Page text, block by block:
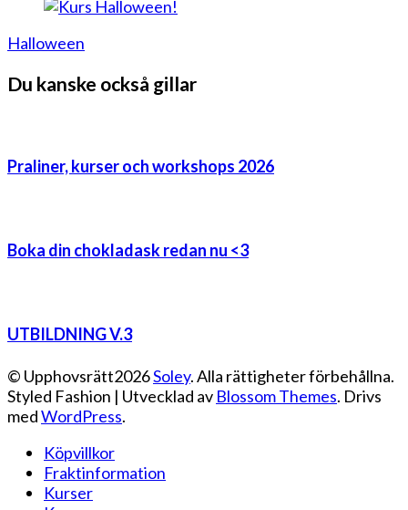
Halloween
Du kanske också gillar
Praliner, kurser och workshops 2026
Boka din chokladask redan nu <3
UTBILDNING V.3
© Upphovsrätt2026Soley. Alla rättigheter förbehållna.
Styled Fashion | Utvecklad av Blossom Themes. Drivs
medWordPress.
Köpvillkor
Fraktinformation
Kurser